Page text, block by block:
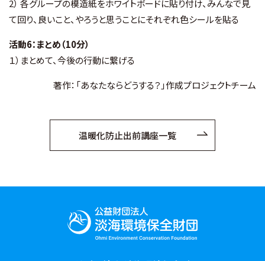
2） 各グループの模造紙をホワイトボードに貼り付け、みんなで見
て回り、良いこと、やろうと思うことにそれぞれ色シールを貼る
活動6：まとめ（10分）
１）まとめて、今後の行動に繋げる
著作：「あなたならどうする？」作成プロジェクトチーム
温暖化防止出前講座一覧